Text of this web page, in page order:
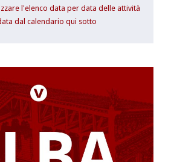
l'elenco data per data delle attività
dal calendario qui sotto